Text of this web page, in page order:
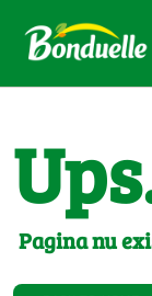
Pagina nu